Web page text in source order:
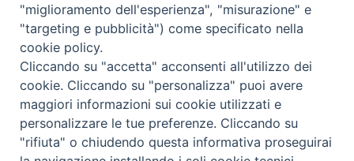
Copyright © 2019 - Tutti i diritti riservati - Vita
Trentina Editrice
Privacy Policy
Torna
"miglioramento dell'esperienza", "misurazione" e
"targeting e pubblicità") come specificato nella
cookie policy.
Cliccando su "accetta" acconsenti all'utilizzo dei
cookie. Cliccando su "personalizza" puoi avere
maggiori informazioni sui cookie utilizzati e
personalizzare le tue preferenze. Cliccando su
"rifiuta" o chiudendo questa informativa proseguirai